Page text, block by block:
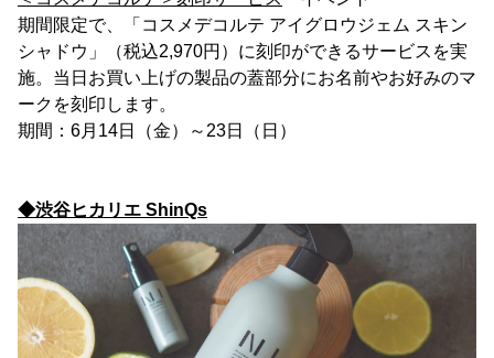
期間限定で、「コスメデコルテ アイグロウジェム スキン
シャドウ」（税込2,970円）に刻印ができるサービスを実
施。当日お買い上げの製品の蓋部分にお名前やお好みのマ
ークを刻印します。
期間：6月14日（金）～23日（日）
◆渋谷ヒカリエ ShinQs